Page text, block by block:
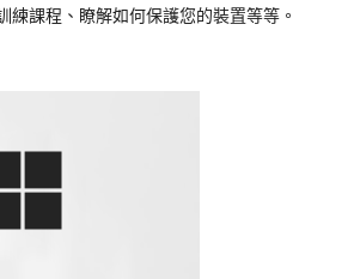
練課程、瞭解如何保護您的裝置等等。